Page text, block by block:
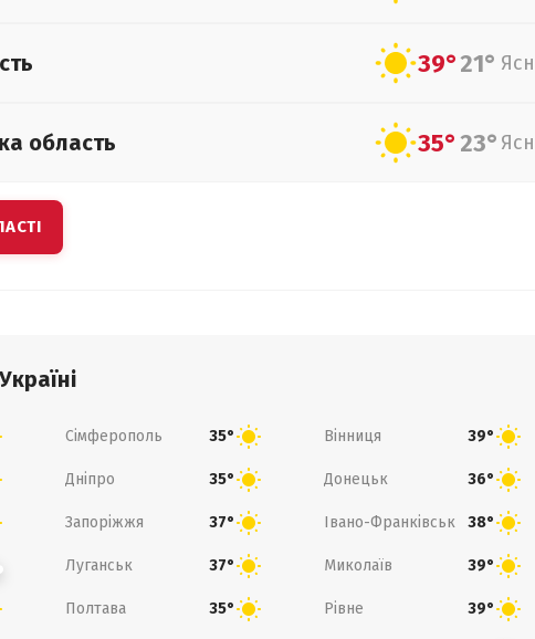
39°21°
область 35°23°
Сімферополь 35° Вінниця 39°
Дніпро 35° Донецьк 36°
Запоріжжя 37° Івано-Франківськ 38°
Луганськ 37° Миколаїв 39°
Полтава 35° Рівне 39°